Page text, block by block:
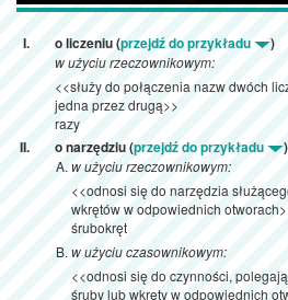
o liczeniu (przejdź do przykładu )
w użyciu rzeczownikowym:
<<służy do połączenia nazw dwóch
jedna przez drugą>>
razy
o narzędziu (przejdź do przykładu )
w użyciu rzeczownikowym:
<<odnosi się do narzędzia
wkrętów w odpowiednich
śrubokręt
w użyciu czasownikowym:
<<odnosi się do czynności,
śruby lub wkręty w odpowiednich